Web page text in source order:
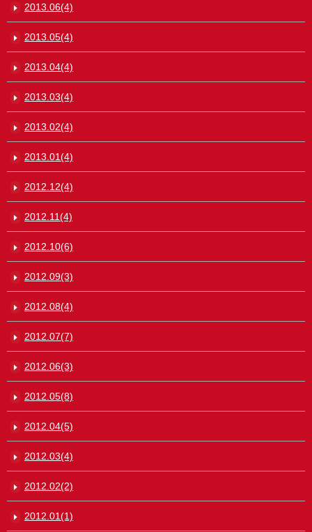
2013.06(4)
2013.05(4)
2013.04(4)
2013.03(4)
2013.02(4)
2013.01(4)
2012.12(4)
2012.11(4)
2012.10(6)
2012.09(3)
2012.08(4)
2012.07(7)
2012.06(3)
2012.05(8)
2012.04(5)
2012.03(4)
2012.02(2)
2012.01(1)